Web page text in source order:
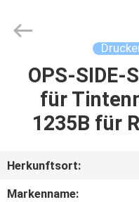
HAUS
PRODUKTE
ÜBER
UNS
Automation
Co.ltd.
OPS-
für
1235B für
Herkunftsort:
Markenname: